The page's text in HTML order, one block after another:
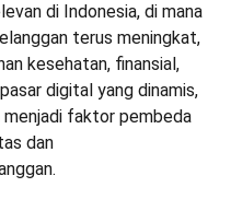
di Indonesia, di mana
terus meningkat,
kesehatan, finansial,
digital yang dinamis,
menjadi faktor pembeda
dan